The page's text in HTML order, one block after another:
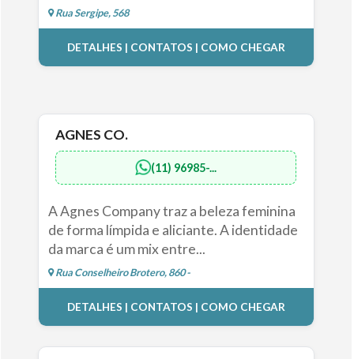
Rua Sergipe, 568
DETALHES | CONTATOS | COMO CHEGAR
AGNES CO.
(11) 96985-...
A Agnes Company traz a beleza feminina
de forma límpida e aliciante. A identidade
da marca é um mix entre...
Rua Conselheiro Brotero, 860 -
DETALHES | CONTATOS | COMO CHEGAR